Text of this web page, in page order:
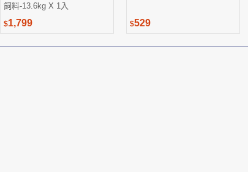
飼料-13.6kg X 1入
$1,799 $529